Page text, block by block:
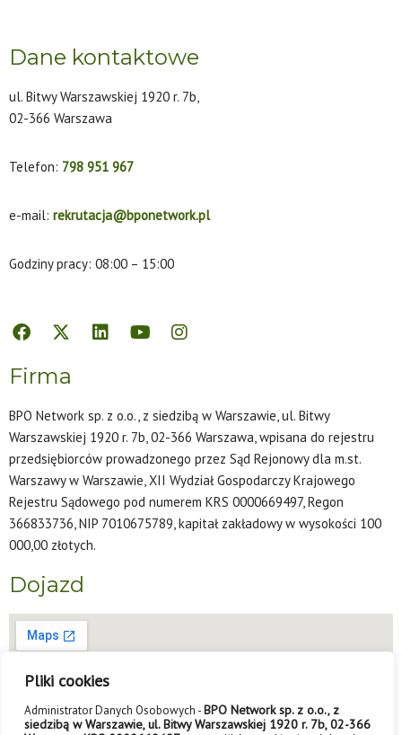
Pliki cookies
Administrator Danych Osobowych -BPO Network sp. z o.o., z
siedzibą w Warszawie, ul. Bitwy Warszawskiej 1920 r. 7b, 02-366
Dane kontaktowe
ul. Bitwy Warszawskiej 1920 r. 7b,
02-366 Warszawa
Telefon: 798 951 967
e-mail: rekrutacja@bponetwork.pl
Godziny pracy: 08:00 – 15:00
Firma
BPO Network sp. z o.o., z siedzibą w Warszawie, ul. Bitwy
Warszawskiej 1920 r. 7b, 02-366 Warszawa, wpisana do rejestru
przedsiębiorców prowadzonego przez Sąd Rejonowy dla m.st.
Warszawy w Warszawie, XII Wydział Gospodarczy Krajowego
Rejestru Sądowego pod numerem KRS 0000669497, Regon
366833736, NIP 7010675789, kapitał zakładowy w wysokości 100
000,00 złotych.
Dojazd